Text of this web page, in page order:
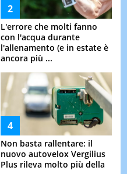
L'errore che molti fanno
con l'acqua durante
l'allenamento (e in estate è
ancora più ...
Non basta rallentare: il
nuovo autovelox Vergilius
Plus rileva molto più della